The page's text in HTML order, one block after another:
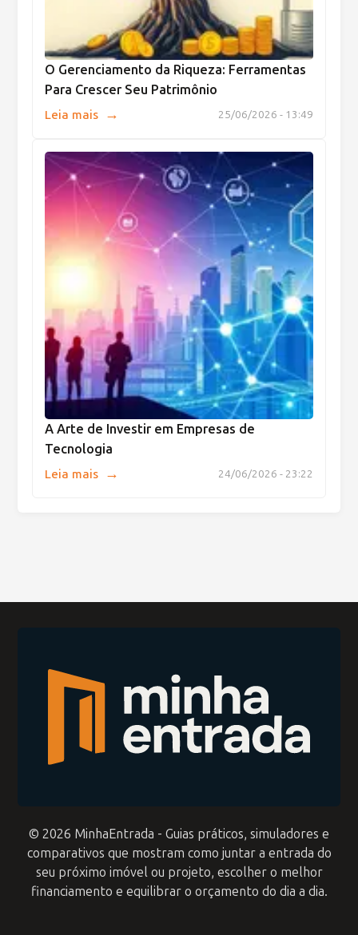
O Gerenciamento da Riqueza: Ferramentas
Para Crescer Seu Patrimônio
25/06/2026 - 13:49
Leia mais →
A Arte de Investir em Empresas de
Tecnologia
24/06/2026 - 23:22
Leia mais →
© 2026 MinhaEntrada - Guias práticos, simuladores e
comparativos que mostram como juntar a entrada do
seu próximo imóvel ou projeto, escolher o melhor
financiamento e equilibrar o orçamento do dia a dia.